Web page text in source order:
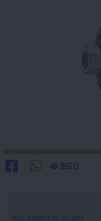
3520
फ्यूल इंजेक्शन पंप का कार्य